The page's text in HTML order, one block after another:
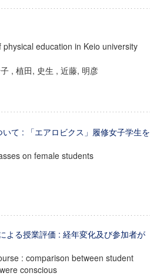
education in Keio university
, 植田, 史生 , 近藤, 明彦
て : 「エアロビクス」履修女子学生を
on female students
よる授業評価 : 経年変化及び参加者が
: comparison between student
conscious